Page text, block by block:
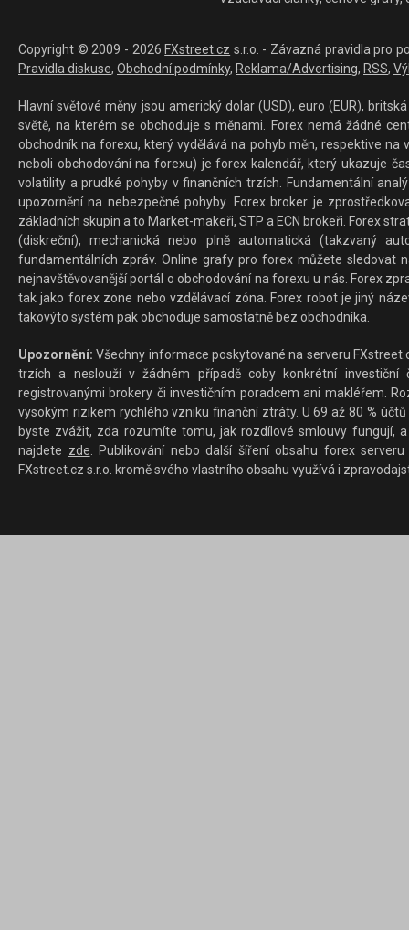
Copyright © 2009 - 2026 FXstreet.cz s.r.o. - Závazná pravidla pro
Pravidla diskuse, Obchodní podmínky, Reklama/Advertising, RSS,
Hlavní světové měny jsou americký dolar (USD), euro (EUR),
světě, na kterém se obchoduje s měnami. Forex nemá žádné
obchodník na forexu, který vydělává na pohyb měn, respektive
neboli obchodování na forexu) je forex kalendář, který ukazuje
volatility a prudké pohyby v finančních trzích. Fundamentální
upozornění na nebezpečné pohyby. Forex broker je
základních skupin a to Market-makeři, STP a ECN brokeři. Forex
(diskreční), mechanická nebo plně automatická (takzvaný
fundamentálních zpráv. Online grafy pro forex můžete sledovat
nejnavštěvovanější portál o obchodování na forexu u nás. Forex
tak jako forex zone nebo vzdělávací zóna. Forex robot je jiný
takovýto systém pak obchoduje samostatně bez obchodníka.
Upozornění: Všechny informace poskytované na serveru
trzích a neslouží v žádném případě coby konkrétní investiční
registrovanými brokery či investičním poradcem ani makléřem.
vysokým rizikem rychlého vzniku finanční ztráty. U 69 až 80 %
byste zvážit, zda rozumíte tomu, jak rozdílové smlouvy fungují,
najdete zde. Publikování nebo další šíření obsahu forex
FXstreet.cz s.r.o. kromě svého vlastního obsahu využívá i